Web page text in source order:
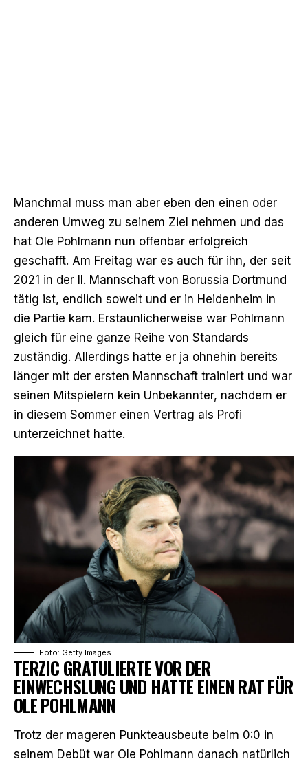
Manchmal muss man aber eben den einen oder
anderen Umweg zu seinem Ziel nehmen und das
hat Ole Pohlmann nun offenbar erfolgreich
geschafft. Am Freitag war es auch für ihn, der seit
2021 in der II. Mannschaft von Borussia Dortmund
tätig ist, endlich soweit und er in Heidenheim in
die Partie kam. Erstaunlicherweise war Pohlmann
gleich für eine ganze Reihe von Standards
zuständig. Allerdings hatte er ja ohnehin bereits
länger mit der ersten Mannschaft trainiert und war
seinen Mitspielern kein Unbekannter, nachdem er
in diesem Sommer einen Vertrag als Profi
unterzeichnet hatte.
Foto: Getty Images
TERZIC GRATULIERTE VOR DER
EINWECHSLUNG UND HATTE EINEN RAT FÜR
OLE POHLMANN
Trotz der mageren Punkteausbeute beim 0:0 in
seinem Debüt war Ole Pohlmann danach natürlich